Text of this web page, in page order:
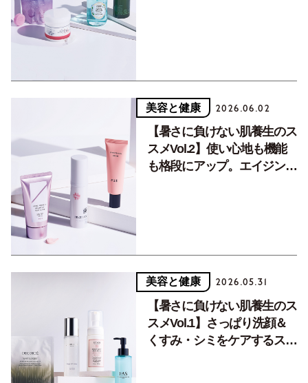
美容と健康 2026.06.02
【暑さに負けない肌養生のス
スメVol.2】使い心地も機能
も格段にアップ。エイジング
美容と健康 2026.05.31
【暑さに負けない肌養生のス
スメVol.1】さっぱり洗顔＆
くすみ・シミをケアするスキ